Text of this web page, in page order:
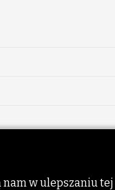
w ulepszaniu